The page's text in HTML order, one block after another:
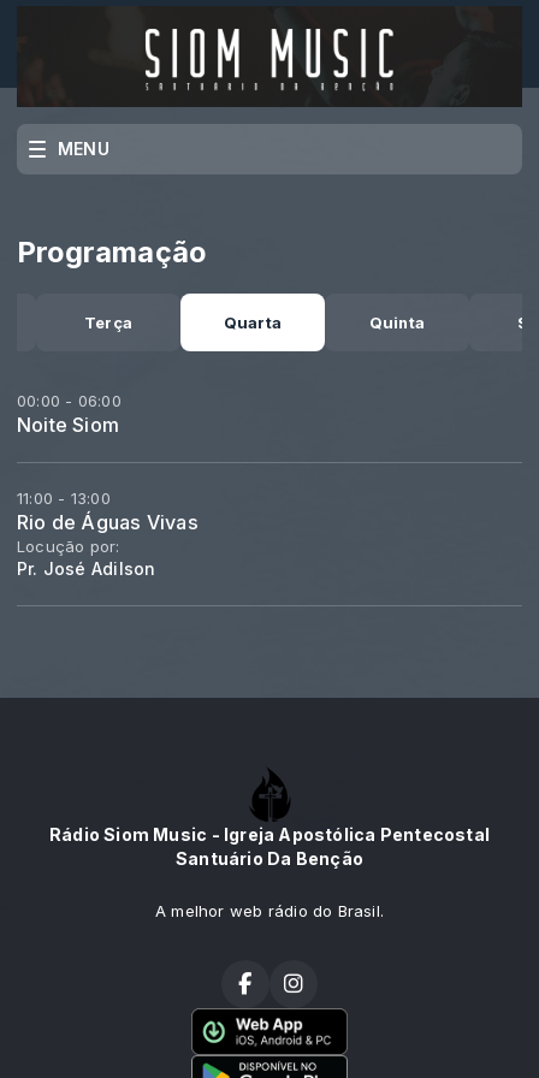
MENU
Programação
Terça Quarta Quinta
00:00 - 06:00
Noite Siom
11:00 - 13:00
Rio de Águas Vivas
Locução por:
Pr. José Adilson
Rádio Siom Music - Igreja Apostólica Pentecostal
Santuário Da Benção
A melhor web rádio do Brasil.